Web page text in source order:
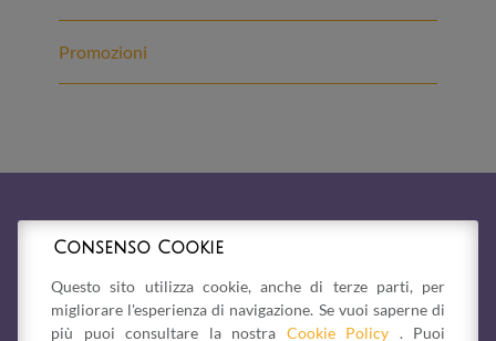
Promozioni
Consenso Cookie
Questo sito utilizza cookie, anche di terze parti, per
migliorare l'esperienza di navigazione. Se vuoi saperne di
più puoi consultare la nostra Cookie Policy . Puoi